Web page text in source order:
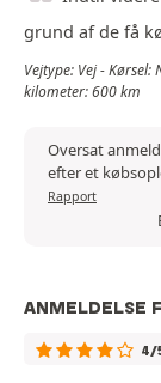
grund af de få
Vejtype: Vej -
kilometer: 600 km
Oversat
efter et
Rapport
ANMELDELSE
4/